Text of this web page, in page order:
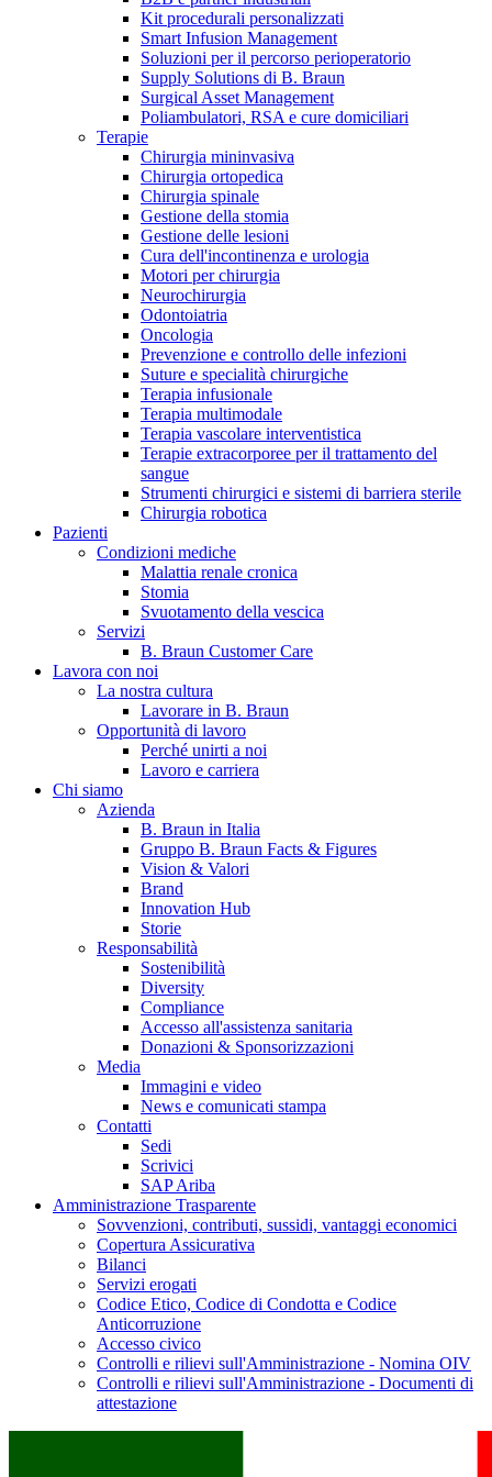
Catalogo prodotti
Trova il prodotto che stai cercando. Visita il catalogo B.
Braun con il nostro portfolio completo.
Hai domande o richieste? Scrivici per entrare subito in
contatto con un nostro referente.
B. Braun in Italia
Scopri chi siamo ed entra nel mondo di B. Braun in Italia: 4
sedi, 4 aziende, più di 700 dipendenti e un Centro di
Eccellenza a livello globale.
Kit procedurali personalizzati
Smart Infusion Management
Soluzioni per il percorso perioperatorio
Supply Solutions di B. Braun
Surgical Asset Management
Poliambulatori, RSA e cure domiciliari
Terapie
Chirurgia mininvasiva
Chirurgia ortopedica
Chirurgia spinale
Gestione della stomia
Gestione delle lesioni
Cura dell'incontinenza e urologia
Motori per chirurgia
Neurochirurgia
Odontoiatria
Oncologia
Prevenzione e controllo delle infezioni
Suture e specialità chirurgiche
Terapia infusionale
Terapia multimodale
Terapia vascolare interventistica
Terapie extracorporee per il trattamento del
sangue
Strumenti chirurgici e sistemi di barriera sterile
Chirurgia robotica
Pazienti
Condizioni mediche
Malattia renale cronica
Stomia
Svuotamento della vescica
Servizi
B. Braun Customer Care
Lavora con noi
La nostra cultura
Lavorare in B. Braun
Opportunità di lavoro
Perché unirti a noi
Lavoro e carriera
Chi siamo
Azienda
B. Braun in Italia
Gruppo B. Braun Facts & Figures
Vision & Valori
Brand
Innovation Hub
Storie
Responsabilità
Sostenibilità
Diversity
Compliance
Accesso all'assistenza sanitaria
Donazioni & Sponsorizzazioni
Media
Immagini e video
News e comunicati stampa
Contatti
Sedi
Scrivici
SAP Ariba
Amministrazione Trasparente
Sovvenzioni, contributi, sussidi, vantaggi economici
Copertura Assicurativa
Bilanci
Servizi erogati
Codice Etico, Codice di Condotta e Codice
Anticorruzione
Accesso civico
Controlli e rilievi sull'Amministrazione - Nomina OIV
Controlli e rilievi sull'Amministrazione - Documenti di
attestazione